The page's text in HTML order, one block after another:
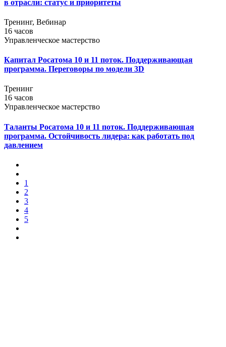
в отрасли: статус и приоритеты
Тренинг, Вебинар
16 часов
Управленческое мастерство
Капитал Росатома 10 и 11 поток. Поддерживающая
программа. Переговоры по модели 3D
Тренинг
16 часов
Управленческое мастерство
Таланты Росатома 10 и 11 поток. Поддерживающая
программа. Остойчивость лидера: как работать под
давлением
1
2
3
4
5